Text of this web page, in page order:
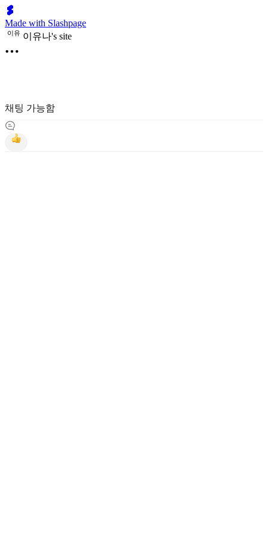
Made with Slashpage
이유 이유나's site
채팅 가능함